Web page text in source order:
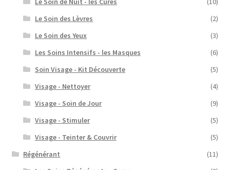
Le Soin des Lèvres
(2)
Le Soin des Yeux
(3)
Les Soins Intensifs - les Masques
(6)
Soin Visage - Kit Découverte
(5)
Visage - Nettoyer
(4)
Visage - Soin de Jour
(9)
Visage - Stimuler
(5)
Visage - Teinter & Couvrir
(5)
Régénérant
(11)